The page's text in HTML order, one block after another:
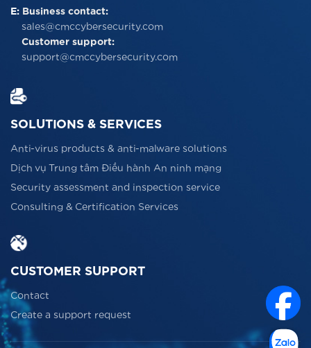
E: Business contact:
sales@cmccybersecurity.com
Customer support:
support@cmccybersecurity.com
SOLUTIONS & SERVICES
Anti-virus products & anti-malware solutions
Dịch vụ Trung tâm Điều hành An ninh mạng
Security assessment and inspection service
Consulting & Certification Services
CUSTOMER SUPPORT
Contact
Create a support request